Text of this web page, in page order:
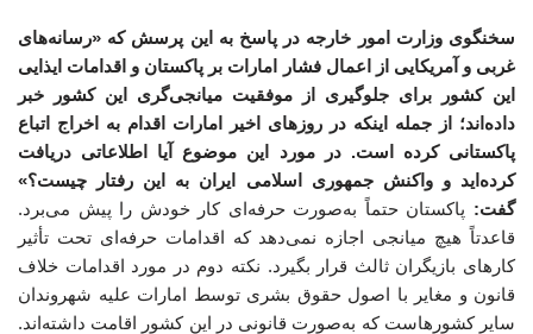
سخنگوی وزارت امور خارجه در پاسخ به این پرسش که «رسانه‌های
غربی و آمریکایی از اعمال فشار امارات بر پاکستان و اقدامات ایذایی
این کشور برای جلوگیری از موفقیت میانجی‌گری این کشور خبر
داده‌اند؛ از جمله اینکه در روزهای اخیر امارات اقدام به اخراج اتباع
پاکستانی کرده است. در مورد این موضوع آیا اطلاعاتی دریافت
کرده‌اید و واکنش جمهوری اسلامی ایران به این رفتار چیست؟»
گفت: پاکستان حتماً به‌صورت حرفه‌ای کار خودش را پیش می‌برد.
قاعدتاً هیچ میانجی اجازه نمی‌دهد که اقدامات حرفه‌ای تحت تأثیر
کارهای بازیگران ثالث قرار بگیرد. نکته دوم در مورد اقدامات خلاف
قانون و مغایر با اصول حقوق بشری توسط امارات علیه شهروندان
سایر کشورهاست که به‌صورت قانونی در این کشور اقامت داشته‌اند.